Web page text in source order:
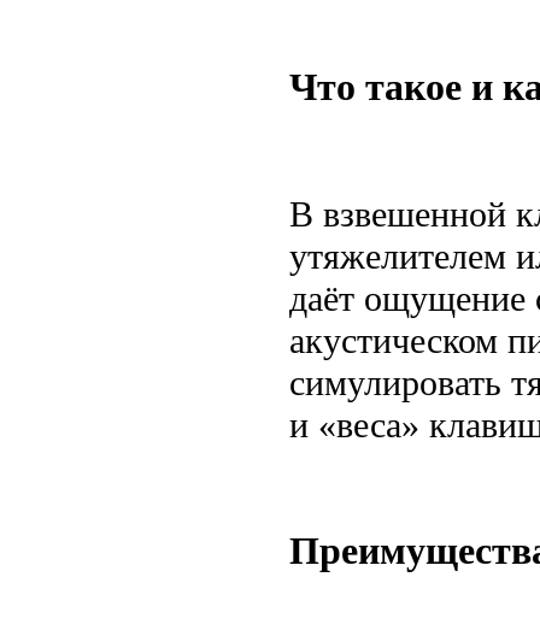
Что такое и
В взвешенной
утяжелителем
даёт ощущение
акустическом
симулировать
и «веса»